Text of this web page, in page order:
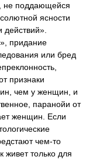
не поддающейся
ясности
придание
или бред
признаки
чем у женщин, и
паранойи от
женщин. Если
чем-то
живет только для